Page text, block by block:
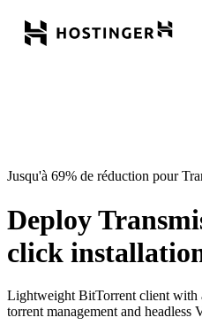
Jusqu'à 69% de réduction pour
Deploy
click
Lightweight BitTorrent client with
torrent management and headless